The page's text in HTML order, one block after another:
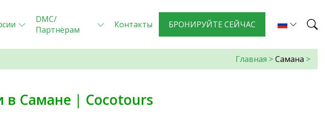
DMC/
Партнёрам
Контакты БРОНИРУЙТЕ СЕЙЧАС
Главная >Самана >
в Самане | Cocotours